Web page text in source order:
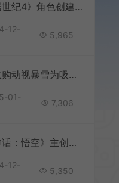
《龙腾世纪4》角色创建器现已独立免费提供
12-
5,965
微软收购动视暴雪为吸引更多玩家订阅服务 收效不理想
01-
7,306
《黑神话：悟空》主创冯骥和杨奇已抵达美国
12-
5,350